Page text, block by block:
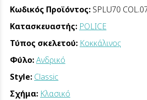
Κωδικός Προϊόντος: SPLU70
Κατασκευαστής: POLICE
Τύπος σκελετού: Κοκκάλινος
Φύλο:Ανδρικό
Style: Classic
Σχήμα: Κλασικό